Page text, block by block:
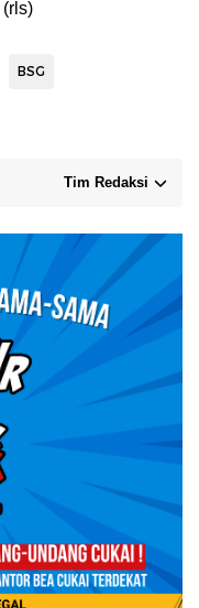
(rls)
BSG
Tim Redaksi